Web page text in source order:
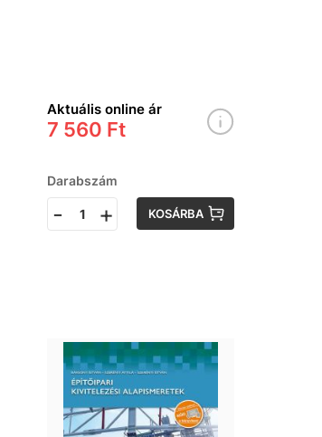
Aktuális online ár
7 560 Ft
Darabszám
- + KOSÁRBA